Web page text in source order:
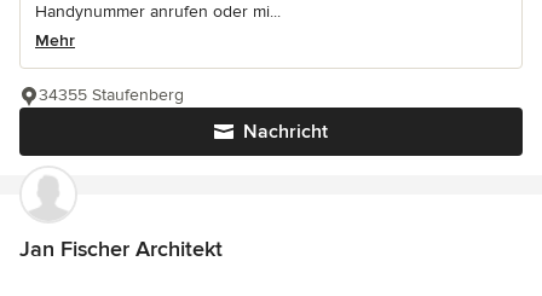
Handynummer anrufen oder mi...
Mehr
Nachricht
34355 Staufenberg
Jan Fischer Architekt